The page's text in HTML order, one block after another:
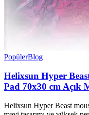
PopülerBlog
Helixsun Hyper
Pad 70x30 cm Açık
Helixsun Hyper Beast